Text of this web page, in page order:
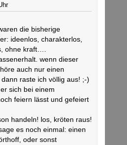
die bisherige
ideenlos, charakterlos,
ohne kraft….
wenn dieser
auch nur einen
raste ich völlig aus! ;-)
sich bei einem
feiern lässt und gefeiert
handeln! los, kröten raus!
es noch einmal: einen
oder sonst